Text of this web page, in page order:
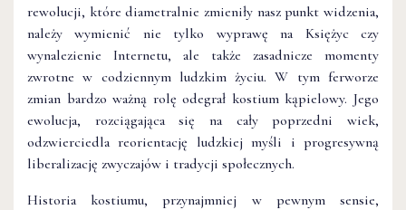
rewolucji, które diametralnie zmieniły nasz punkt widzenia,
należy wymienić nie tylko wyprawę na Księżyc czy
wynalezienie Internetu, ale także zasadnicze momenty
zwrotne w codziennym ludzkim życiu. W tym ferworze
zmian bardzo ważną rolę odegrał kostium kąpielowy. Jego
ewolucja, rozciągająca się na cały poprzedni wiek,
odzwierciedla reorientację ludzkiej myśli i progresywną
liberalizację zwyczajów i tradycji społecznych.
Historia kostiumu, przynajmniej w pewnym sensie,